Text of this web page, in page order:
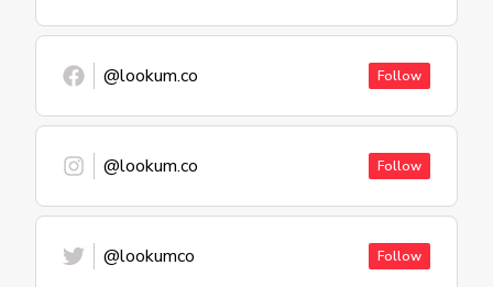
@lookum.co Follow
@lookum.co Follow
@lookumco Follow